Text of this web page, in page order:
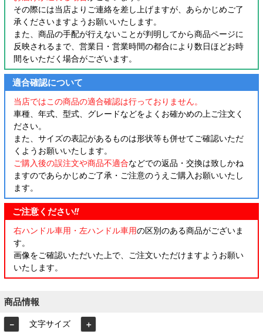
その際には当店よりご連絡を差し上げますが、あらかじめご了
承くださいますようお願いいたします。
また、商品の手配が行えないことが判明してから商品ページに
反映されるまで、営業日・営業時間の都合により数日ほどお時
間をいただく場合がございます。
適合確認について
当店ではこの商品の適合確認は行っておりません。
車種、年式、型式、グレードなどをよくお確かめの上ご注文く
ださい。
また、サイズの表記があるものは形状等も併せてご確認いただ
くようお願いいたします。
ご購入後の誤注文や商品不適合などでの返品・交換は致しかね
ますのであらかじめご了承・ご注意のうえご購入お願いいたし
ます。
ご注意ください!!
右ハンドル車用・左ハンドル車用の区別のある商品がございま
す。
画像をご確認いただいた上で、ご注文いただけますようお願い
いたします。
商品情報
－ 文字サイズ ＋